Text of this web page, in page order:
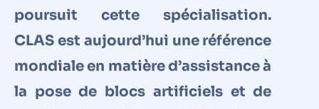
poursuit cette spécialisation.
CLAS est aujourd’hui une référence
mondiale en matière d’assistance à
la pose de blocs artificiels et de